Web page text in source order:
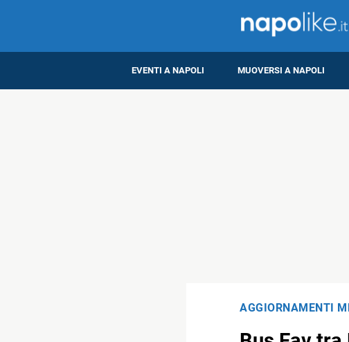
EVENTI A NAPOLI MUOVERSI A NAPOLI
AGGIORNAMENTI